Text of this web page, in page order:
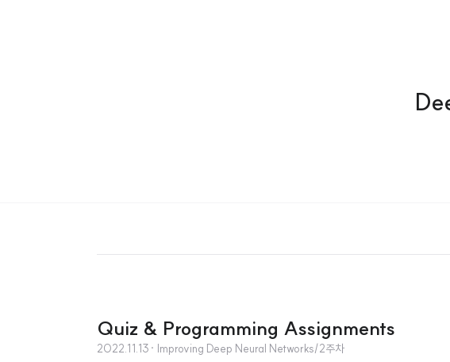
Quiz & Programming Assignments
2022.11.13 · Improving Deep Neural Networks/2주차